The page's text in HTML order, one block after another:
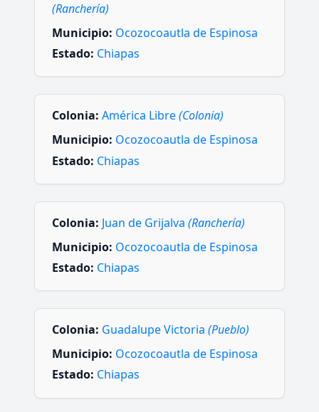
(Ranchería)
Municipio: Ocozocoautla de Espinosa
Estado: Chiapas
Colonia: América Libre(Colonia)
Municipio: Ocozocoautla de Espinosa
Estado: Chiapas
Colonia: Juan de Grijalva (Ranchería)
Municipio: Ocozocoautla de Espinosa
Estado: Chiapas
Colonia: Guadalupe Victoria (Pueblo)
Municipio: Ocozocoautla de Espinosa
Estado: Chiapas